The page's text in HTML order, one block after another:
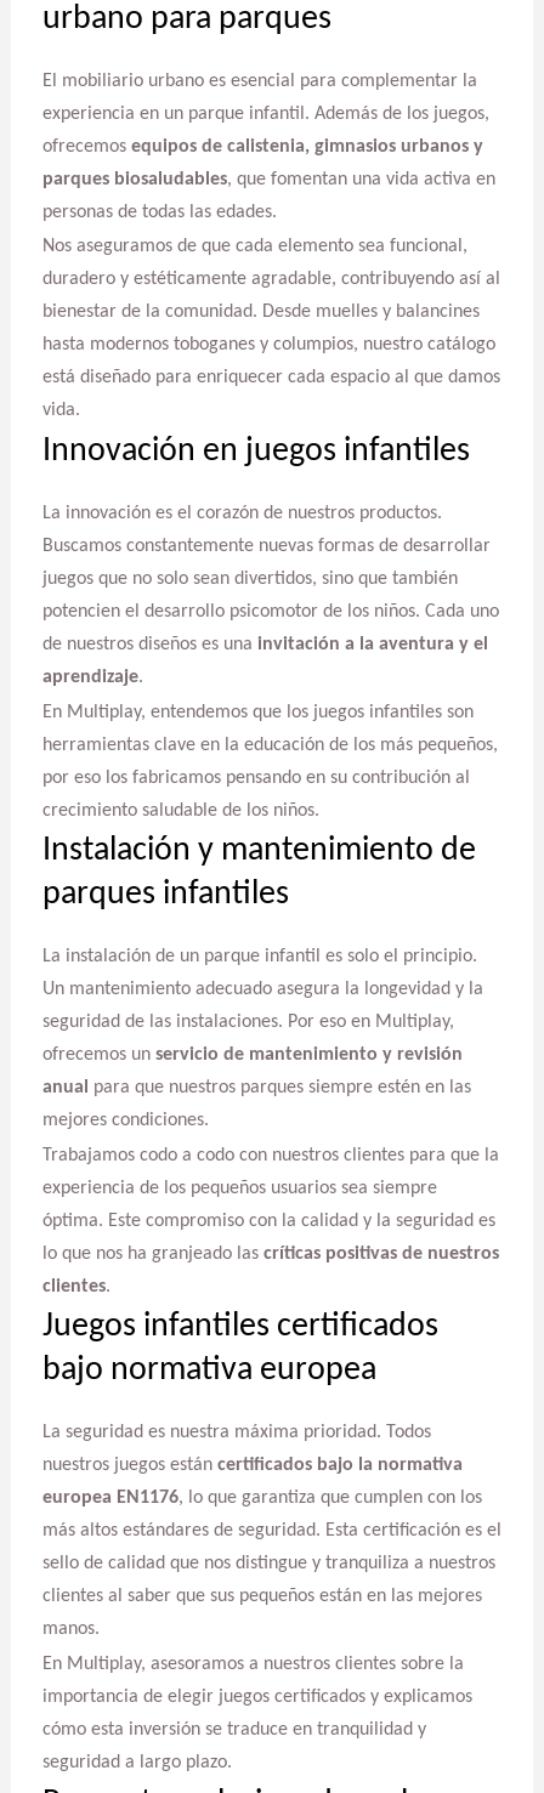
urbano para parques
El mobiliario urbano es esencial para complementar la
experiencia en un parque infantil. Además de los juegos,
ofrecemos equipos de calistenia, gimnasios urbanos y
parques biosaludables, que fomentan una vida activa en
personas de todas las edades.
Nos aseguramos de que cada elemento sea funcional,
duradero y estéticamente agradable, contribuyendo así al
bienestar de la comunidad. Desde muelles y balancines
hasta modernos toboganes y columpios, nuestro catálogo
está diseñado para enriquecer cada espacio al que damos
vida.
Innovación en juegos infantiles
La innovación es el corazón de nuestros productos.
Buscamos constantemente nuevas formas de desarrollar
juegos que no solo sean divertidos, sino que también
potencien el desarrollo psicomotor de los niños. Cada uno
de nuestros diseños es una invitación a la aventura y el
aprendizaje.
En Multiplay, entendemos que los juegos infantiles son
herramientas clave en la educación de los más pequeños,
por eso los fabricamos pensando en su contribución al
crecimiento saludable de los niños.
Instalación y mantenimiento de
parques infantiles
La instalación de un parque infantil es solo el principio.
Un mantenimiento adecuado asegura la longevidad y la
seguridad de las instalaciones. Por eso en Multiplay,
ofrecemos un servicio de mantenimiento y revisión
anual para que nuestros parques siempre estén en las
mejores condiciones.
Trabajamos codo a codo con nuestros clientes para que la
experiencia de los pequeños usuarios sea siempre
óptima. Este compromiso con la calidad y la seguridad es
lo que nos ha granjeado las críticas positivas de nuestros
clientes.
Juegos infantiles certificados
bajo normativa europea
La seguridad es nuestra máxima prioridad. Todos
nuestros juegos están certificados bajo la normativa
europea EN1176, lo que garantiza que cumplen con los
más altos estándares de seguridad. Esta certificación es el
sello de calidad que nos distingue y tranquiliza a nuestros
clientes al saber que sus pequeños están en las mejores
manos.
En Multiplay, asesoramos a nuestros clientes sobre la
importancia de elegir juegos certificados y explicamos
cómo esta inversión se traduce en tranquilidad y
seguridad a largo plazo.